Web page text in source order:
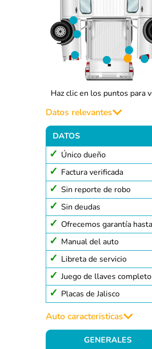
Haz clic en los puntos para
Datos relevantes
DATOS
Único dueño
Factura verificada
Sin reporte de robo
Sin deudas
Ofrecemos garantía
Manual del auto
Libreta de servicio
Juego de llaves completo
Placas de Jalisco
Auto caracteristicas
GENERALES